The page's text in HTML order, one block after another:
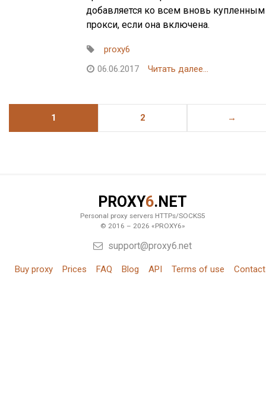
добавляется ко всем вновь купленным
прокси, если она включена.
proxy6
06.06.2017
Читать далее...
1 2 →
PROXY6.NET
Personal proxy servers HTTPs/SOCKS5
© 2016 – 2026 «PROXY6»
support@proxy6.net
Buy proxy Prices FAQ Blog API Terms of use